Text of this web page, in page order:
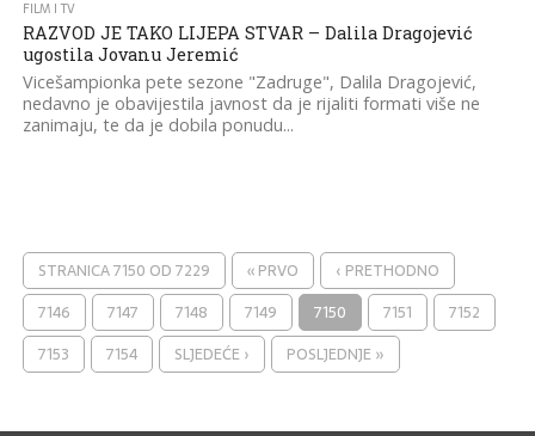
FILM I TV
RAZVOD JE TAKO LIJEPA STVAR – Dalila Dragojević
ugostila Jovanu Jeremić
Vicešampionka pete sezone "Zadruge", Dalila Dragojević,
nedavno je obavijestila javnost da je rijaliti formati više ne
zanimaju, te da je dobila ponudu...
STRANICA 7150 OD 7229 « PRVO
‹ PRETHODNO
7146
7147 7148 7149 7150 7151
7152
7153
7154 SLJEDEĆE › POSLJEDNJE »